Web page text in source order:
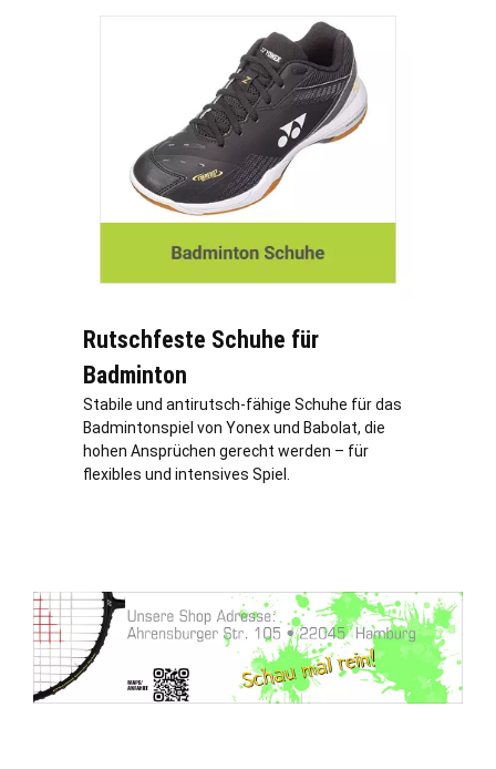
Rutschfeste Schuhe für
Badminton
Stabile und antirutsch-fähige Schuhe für das
Badmintonspiel von Yonex und Babolat, die
hohen Ansprüchen gerecht werden – für
flexibles und intensives Spiel.